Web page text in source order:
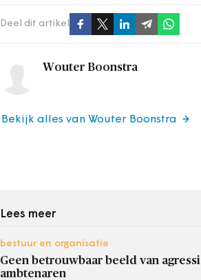
Deel dit artikel
Wouter Boonstra
Bekijk alles van Wouter Boonstra
Lees meer
bestuur en organisatie
Geen betrouwbaar beeld van
ambtenaren